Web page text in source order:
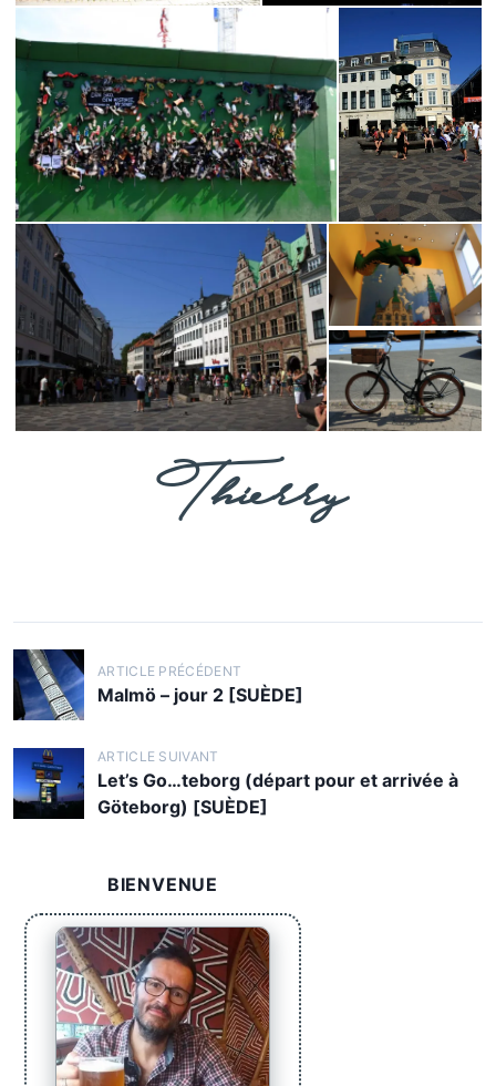
Thierry
N
a
v
i
g
o
n
d
e
ARTICLE PRÉCÉDENT
Malmö – jour 2 [SUÈDE]
ARTICLE SUIVANT
Let’s Go…teborg (départ pour et arrivée à
Göteborg) [SUÈDE]
BIENVENUE